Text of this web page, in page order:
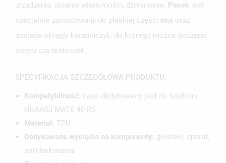
urządzenia: pisanie wiadomości, dzwonienie. Pasek jest
specjalnie zamocowany do płaskiej części etui oraz
posiada okrągły karabińczyk, do którego można doczepić
smycz czy breloczek.
SPECYFIKACJA SZCZEGÓŁOWA PRODUKTU:
Kompatybilność: case dedykowany jest do telefonu
HUAWEI MATE 40 RS
Materiał: TPU
Dedykowane wycięcia na komponenty: głośniki, aparat,
port ładowania